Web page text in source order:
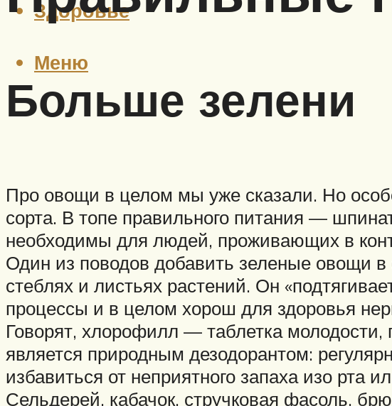
Здоровье
Меню
Больше зелени
Про овощи в целом мы уже сказали. Но
сорта. В топе правильного питания —
необходимы для людей, проживающих в
Один из поводов добавить зеленые овощи
стеблях и листьях растений. Он
процессы и в целом хорош для здоровья
Говорят, хлорофилл — таблетка молодости,
является природным дезодорантом:
избавиться от неприятного запаха изо рта
Сельдерей, кабачок, стручковая фасоль,